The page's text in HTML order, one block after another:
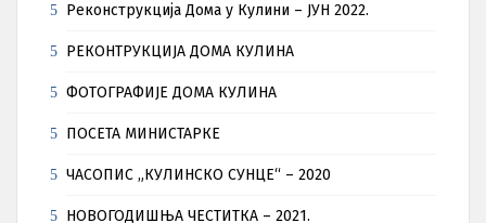
Реконструкција Дома у Кулини – ЈУН 2022.
РЕКОНТРУКЦИЈА ДОМА КУЛИНА
ФОТОГРАФИЈЕ ДОМА КУЛИНА
ПОСЕТА МИНИСТАРКЕ
ЧАСОПИС „КУЛИНСКО СУНЦЕ“ – 2020
НОВОГОДИШЊА ЧЕСТИТКА – 2021.